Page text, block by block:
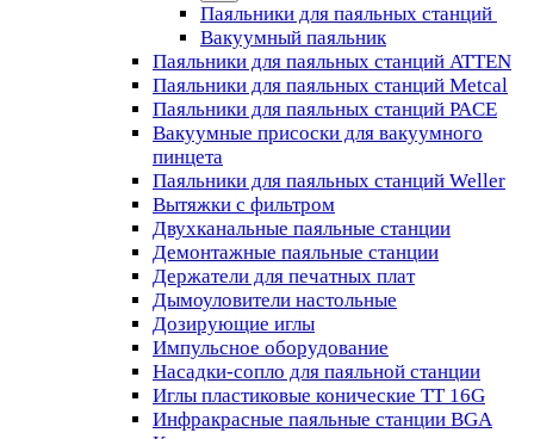
Паяльники для паяльных станций
Вакуумный паяльник
Паяльники для паяльных станций ATTEN
Паяльники для паяльных станций Metcal
Паяльники для паяльных станций PACE
Вакуумные присоски для вакуумного
пинцета
Паяльники для паяльных станций Weller
Вытяжки с фильтром
Двухканальные паяльные станции
Демонтажные паяльные станции
Держатели для печатных плат
Дымоуловители настольные
Дозирующие иглы
Импульсное оборудование
Насадки-сопло для паяльной станции
Иглы пластиковые конические TT 16G
Инфракрасные паяльные станции BGA